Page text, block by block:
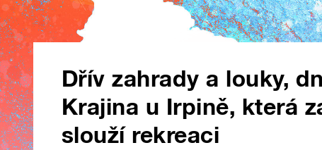
Dřív zahrady a louky,
Krajina u Irpině, která
slouží rekreaci